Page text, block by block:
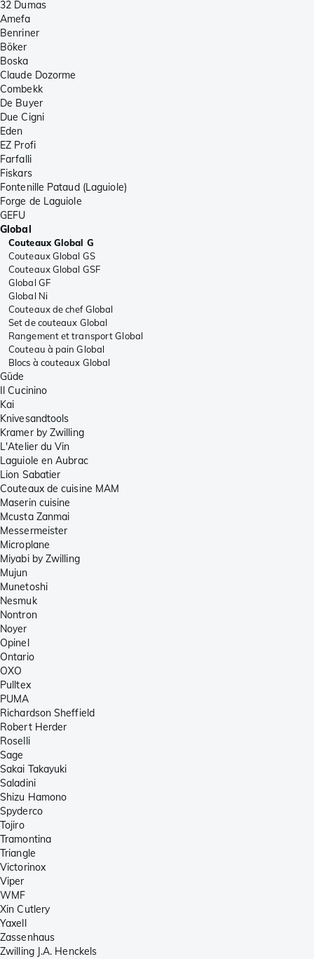
32 Dumas
Amefa
Benriner
Böker
Boska
Claude Dozorme
Combekk
De Buyer
Due Cigni
Eden
EZ Profi
Farfalli
Fiskars
Fontenille Pataud (Laguiole)
Forge de Laguiole
GEFU
Global
Couteaux Global G
Couteaux Global GS
Couteaux Global GSF
Global GF
Global Ni
Couteaux de chef Global
Set de couteaux Global
Rangement et transport Global
Couteau à pain Global
Blocs à couteaux Global
Güde
Il Cucinino
Kai
Knivesandtools
Kramer by Zwilling
L'Atelier du Vin
Laguiole en Aubrac
Lion Sabatier
Couteaux de cuisine MAM
Maserin cuisine
Mcusta Zanmai
Messermeister
Microplane
Miyabi by Zwilling
Mujun
Munetoshi
Nesmuk
Nontron
Noyer
Opinel
Ontario
OXO
Pulltex
PUMA
Richardson Sheffield
Robert Herder
Roselli
Sage
Sakai Takayuki
Saladini
Shizu Hamono
Spyderco
Tojiro
Tramontina
Triangle
Victorinox
Viper
WMF
Xin Cutlery
Yaxell
Zassenhaus
Zwilling J.A. Henckels